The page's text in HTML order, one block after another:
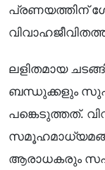
പ്രണയത്തിന്
ലളിതമായ
ബന്ധുക്കളും
പങ്കെടുത്തത്.
ആരാധകരും